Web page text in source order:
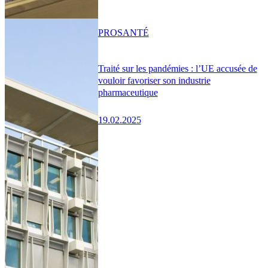
Traité sur les pandémies : l’UE accusée de
vouloir favoriser son industrie
pharmaceutique
19.02.2025
PROSANTÉ